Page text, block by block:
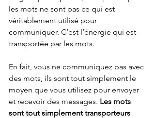
les mots ne sont pas ce qui est
véritablement utilisé pour
communiquer. C’est l’énergie qui est
transportée par les mots.
En fait, vous ne communiquez pas avec
des mots, ils sont tout simplement le
moyen que vous utilisez pour envoyer
et recevoir des messages. Les mots
sont tout simplement transporteurs